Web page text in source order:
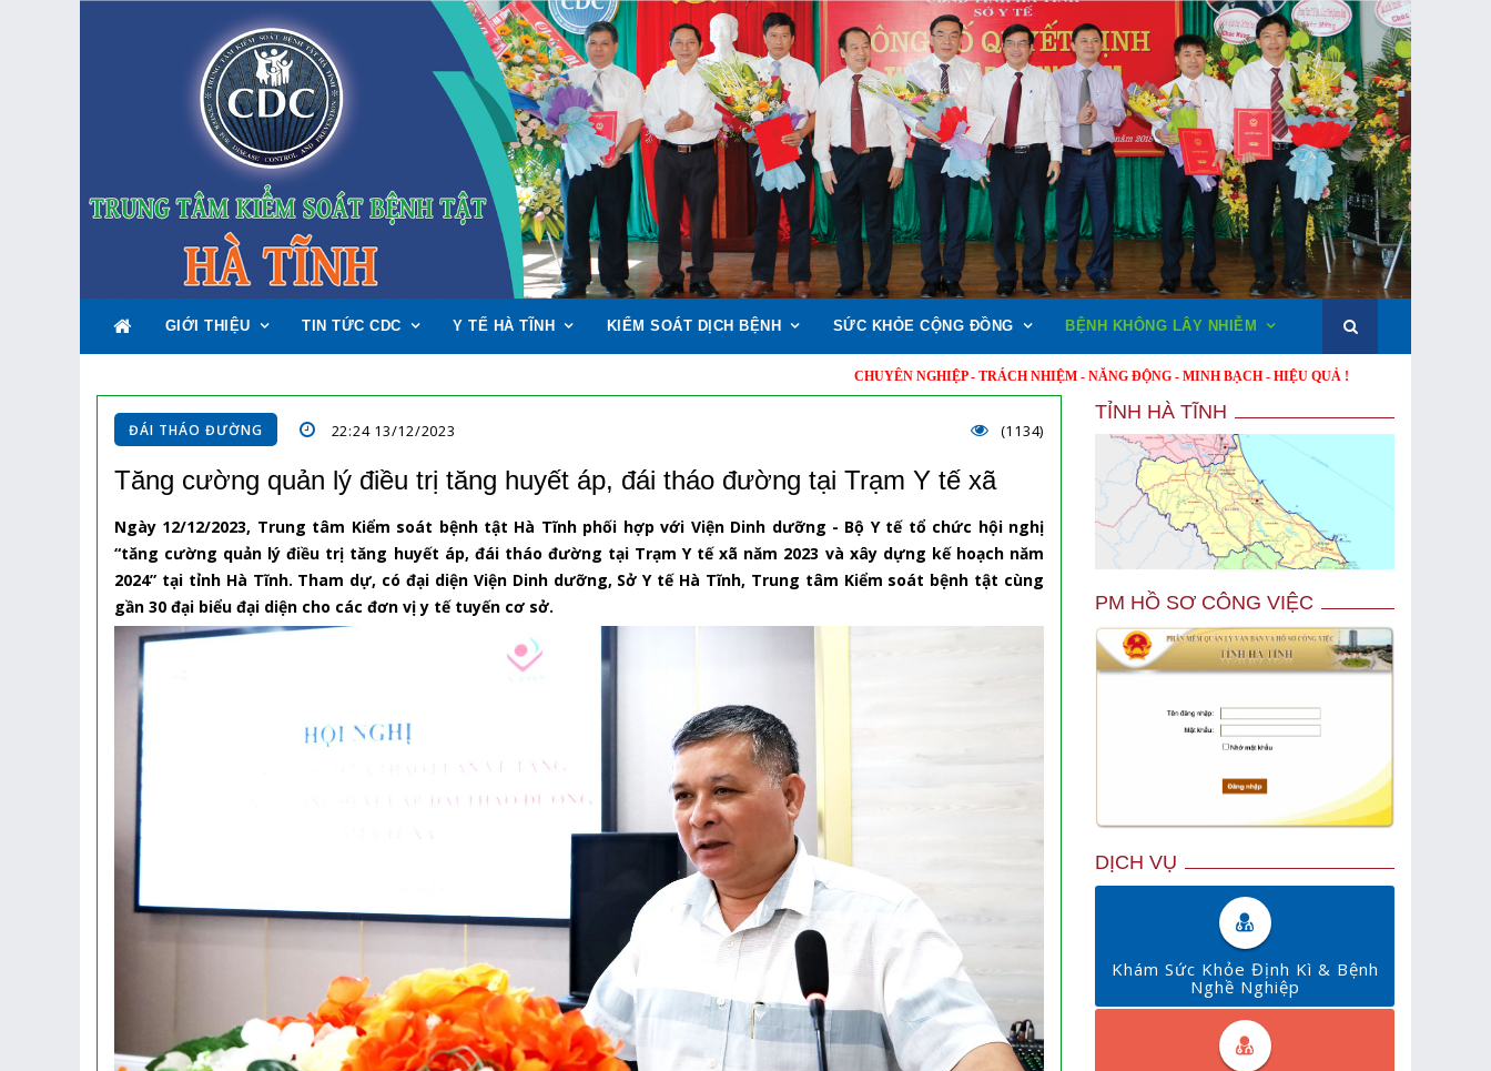
GIỚI THIỆU TIN TỨC CDC Y TẾ HÀ TĨNH KIỂM SOÁT DỊCH BỆNH SỨC KHỎE CỘNG ĐỒNG BỆNH KHÔNG LÂY NHIỄM
CHUYÊN NGHIỆP - TRÁCH NHIỆM - NĂNG ĐỘNG - MINH BẠCH - HIỆU QUẢ !
ĐÁI THÁO ĐƯỜNG 22:24 13/12/2023 (1134)
Tăng cường quản lý điều trị tăng huyết áp, đái tháo đường tại Trạm Y tế xã
Ngày 12/12/2023, Trung tâm Kiểm soát bệnh tật Hà Tĩnh phối hợp với Viện Dinh dưỡng - Bộ Y tế tổ chức hội nghị
“tăng cường quản lý điều trị tăng huyết áp, đái tháo đường tại Trạm Y tế xã năm 2023 và xây dựng kế hoạch năm
2024” tại tỉnh Hà Tĩnh. Tham dự, có đại diện Viện Dinh dưỡng, Sở Y tế Hà Tĩnh, Trung tâm Kiểm soát bệnh tật cùng
gần 30 đại biểu đại diện cho các đơn vị y tế tuyến cơ sở.
TỈNH HÀ TĨNH
PM HỒ SƠ CÔNG VIỆC
DỊCH VỤ
Khám Sức Khỏe Định Kì & Bệnh
Nghề Nghiệp